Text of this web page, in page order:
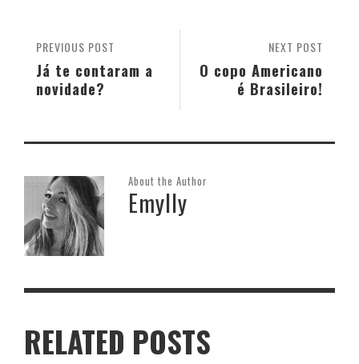
NEXT POST
O copo Americano
é Brasileiro!
PREVIOUS POST
Já te contaram a
novidade?
About the Author
Emylly
RELATED POSTS